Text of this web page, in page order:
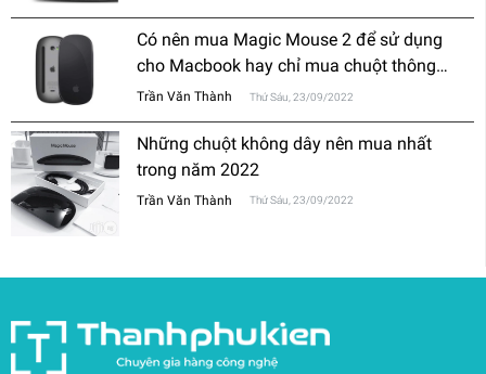
Có nên mua Magic Mouse 2 để sử dụng
cho Macbook hay chỉ mua chuột thông
thường?
Trần Văn Thành Thứ Sáu, 23/09/2022
Những chuột không dây nên mua nhất
trong năm 2022
Trần Văn Thành Thứ Sáu, 23/09/2022